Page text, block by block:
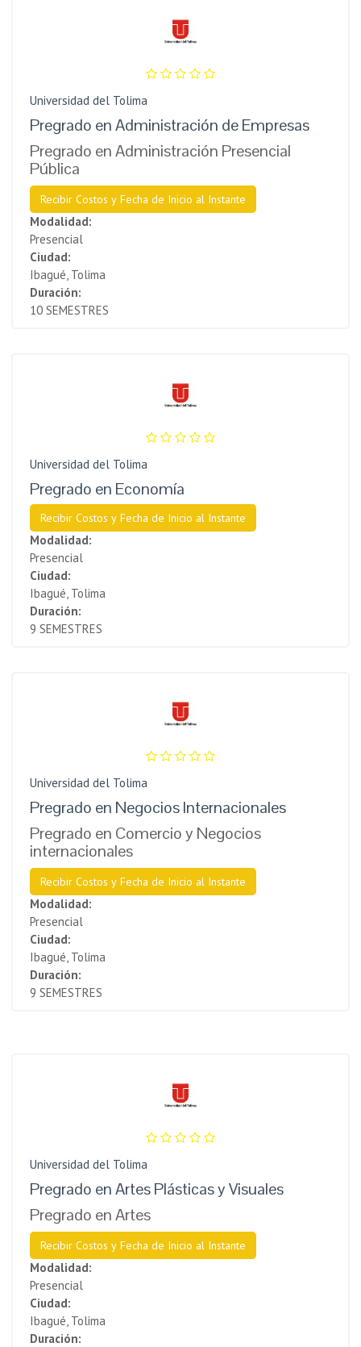
Universidad del Tolima
Pregrado en Administración de Empresas
Pregrado en Administración Presencial
Pública
Recibir Costos y Fecha de Inicio al Instante
Modalidad:
Presencial
Ciudad:
Ibagué, Tolima
Duración:
10 SEMESTRES
Universidad del Tolima
Pregrado en Economía
Recibir Costos y Fecha de Inicio al Instante
Modalidad:
Presencial
Ciudad:
Ibagué, Tolima
Duración:
9 SEMESTRES
Universidad del Tolima
Pregrado en Negocios Internacionales
Pregrado en Comercio y Negocios
internacionales
Recibir Costos y Fecha de Inicio al Instante
Modalidad:
Presencial
Ciudad:
Ibagué, Tolima
Duración:
9 SEMESTRES
Universidad del Tolima
Pregrado en Artes Plásticas y Visuales
Pregrado en Artes
Recibir Costos y Fecha de Inicio al Instante
Modalidad:
Presencial
Ciudad:
Ibagué, Tolima
Duración: